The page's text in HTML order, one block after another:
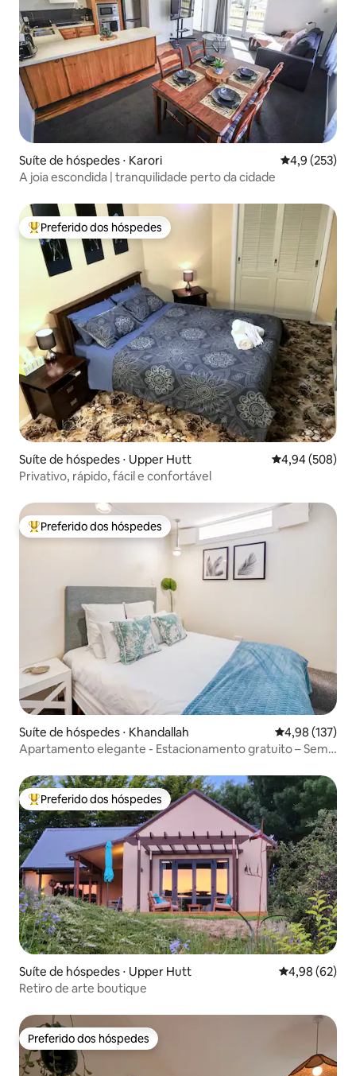
Suíte de hóspedes ⋅ Karori 4,9 de uma
4,9 (253)
A joia escondida | tranquilidade perto da cidade
Entre os melhores preferidos dos hóspedes
Preferido dos hóspedes
Suíte de hóspedes ⋅ Upper Hutt 4,94 de uma
4,94 (508)
Privativo, rápido, fácil e confortável
Entre os melhores preferidos dos hóspedes
Preferido dos hóspedes
Suíte de hóspedes ⋅ Khandallah 4,98 de uma
4,98 (137)
Apartamento elegante - Estacionamento gratuito – Sem
Entre os melhores preferidos dos hóspedes
Preferido dos hóspedes
Suíte de hóspedes ⋅ Upper Hutt 4,98 de uma
4,98 (62)
Retiro de arte boutique
Preferido dos hóspedes
Preferido dos hóspedes